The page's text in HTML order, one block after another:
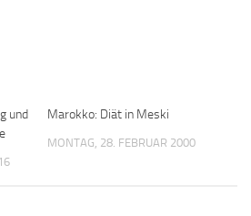
und
Marokko: Diät in Meski
MONTAG, 28. FEBRUAR 2000